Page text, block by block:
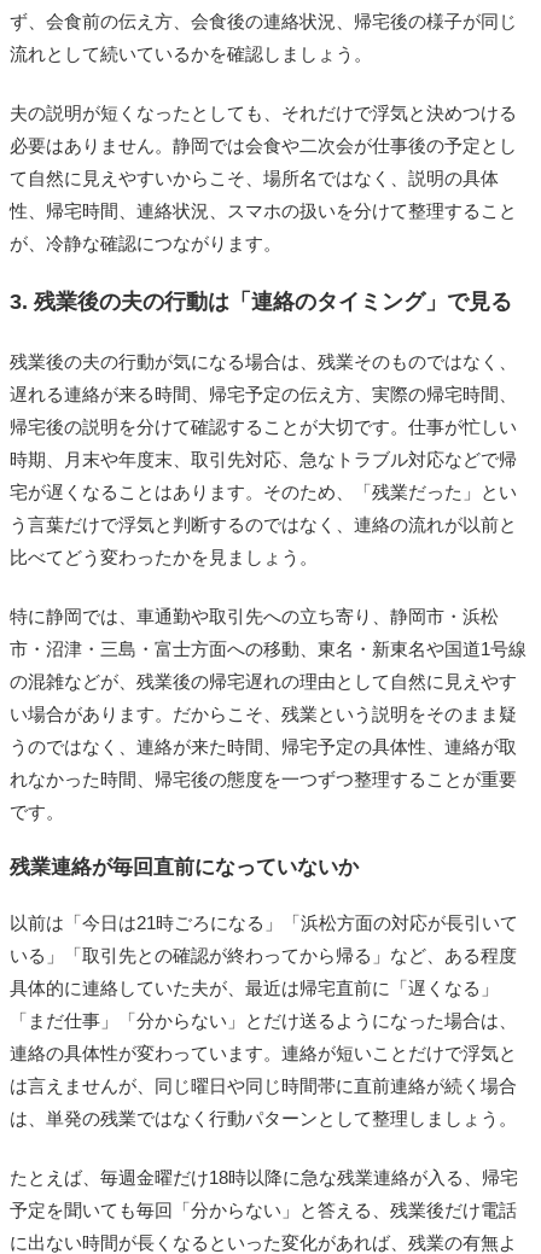
ず、会食前の伝え方、会食後の連絡状況、帰宅後の様子が同じ
流れとして続いているかを確認しましょう。
夫の説明が短くなったとしても、それだけで浮気と決めつける
必要はありません。静岡では会食や二次会が仕事後の予定とし
て自然に見えやすいからこそ、場所名ではなく、説明の具体
性、帰宅時間、連絡状況、スマホの扱いを分けて整理すること
が、冷静な確認につながります。
3. 残業後の夫の行動は「連絡のタイミング」で見る
残業後の夫の行動が気になる場合は、残業そのものではなく、
遅れる連絡が来る時間、帰宅予定の伝え方、実際の帰宅時間、
帰宅後の説明を分けて確認することが大切です。仕事が忙しい
時期、月末や年度末、取引先対応、急なトラブル対応などで帰
宅が遅くなることはあります。そのため、「残業だった」とい
う言葉だけで浮気と判断するのではなく、連絡の流れが以前と
比べてどう変わったかを見ましょう。
特に静岡では、車通勤や取引先への立ち寄り、静岡市・浜松
市・沼津・三島・富士方面への移動、東名・新東名や国道1号線
の混雑などが、残業後の帰宅遅れの理由として自然に見えやす
い場合があります。だからこそ、残業という説明をそのまま疑
うのではなく、連絡が来た時間、帰宅予定の具体性、連絡が取
れなかった時間、帰宅後の態度を一つずつ整理することが重要
です。
残業連絡が毎回直前になっていないか
以前は「今日は21時ごろになる」「浜松方面の対応が長引いて
いる」「取引先との確認が終わってから帰る」など、ある程度
具体的に連絡していた夫が、最近は帰宅直前に「遅くなる」
「まだ仕事」「分からない」とだけ送るようになった場合は、
連絡の具体性が変わっています。連絡が短いことだけで浮気と
は言えませんが、同じ曜日や同じ時間帯に直前連絡が続く場合
は、単発の残業ではなく行動パターンとして整理しましょう。
たとえば、毎週金曜だけ18時以降に急な残業連絡が入る、帰宅
予定を聞いても毎回「分からない」と答える、残業後だけ電話
に出ない時間が長くなるといった変化があれば、残業の有無よ